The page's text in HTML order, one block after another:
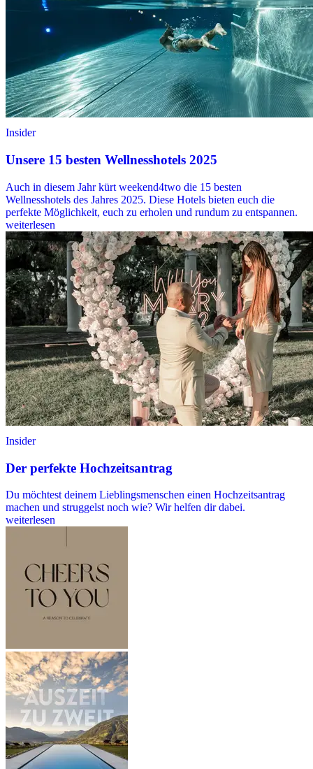
Insider
Unsere 15 besten Wellnesshotels 2025
Auch in diesem Jahr kürt weekend4two die 15 besten
Wellnesshotels des Jahres 2025. Diese Hotels bieten euch die
perfekte Möglichkeit, euch zu erholen und rundum zu entspannen.
weiterlesen
Insider
Der perfekte Hochzeitsantrag
Du möchtest deinem Lieblingsmenschen einen Hochzeitsantrag
machen und struggelst noch wie? Wir helfen dir dabei.
weiterlesen